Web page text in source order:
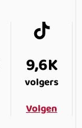
9,6K
volgers
Volgen